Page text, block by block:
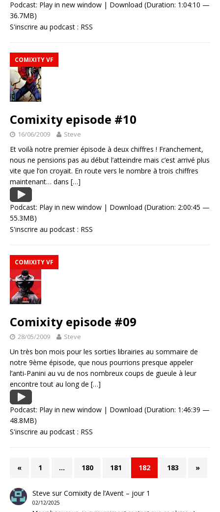
Podcast: Play in new window | Download (Duration: 1:04:10 —
36.7MB)
S'inscrire au podcast : RSS
COMIXITY VF
Comixity episode #10
16/06/2009 Steve
Et voilà notre premier épisode à deux chiffres ! Franchement,
nous ne pensions pas au début l’atteindre mais c’est arrivé plus
vite que l’on croyait. En route vers le nombre à trois chiffres
maintenant… dans […]
Podcast: Play in new window | Download (Duration: 2:00:45 —
55.3MB)
S'inscrire au podcast : RSS
COMIXITY VF
Comixity episode #09
28/05/2009 Steve
Un très bon mois pour les sorties librairies au sommaire de
notre 9ème épisode, que nous pourrions presque appeler
l’anti-Panini au vu de nos nombreux coups de gueule à leur
encontre tout au long de […]
Podcast: Play in new window | Download (Duration: 1:46:39 —
48.8MB)
S'inscrire au podcast : RSS
« 1 … 180 181 182 183 »
Steve surComixity de l’Avent – jour 1
02/12/2025